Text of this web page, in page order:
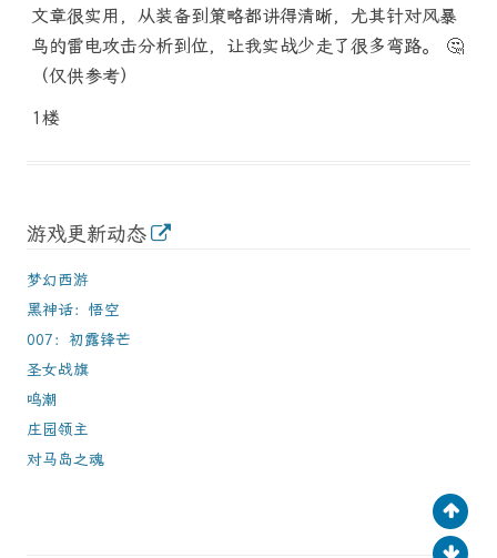
文章很实用，从装备到策略都讲得清晰，尤其针对风暴
鸟的雷电攻击分析到位，让我实战少走了很多弯路。 🤔
（仅供参考）
1楼
游戏更新动态
梦幻西游
黑神话：悟空
007：初露锋芒
圣女战旗
鸣潮
庄园领主
对马岛之魂